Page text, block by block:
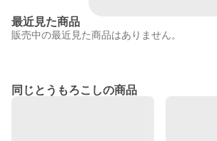
最近見た商品
販売中の最近見た商品はありません。
同じとうもろこしの商品